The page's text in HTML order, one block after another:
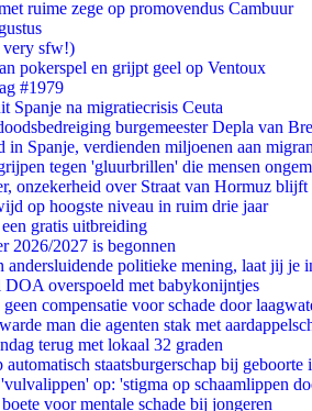
ruime zege op promovendus Cambuur
very sfw!)
pokerspel en grijpt geel op Ventoux
#1979
Spanje na migratiecrisis Ceuta
burgemeester Depla van
in Spanje, verdienden miljoenen aan
tegen 'gluurbrillen' die mensen
onzekerheid over Straat van Hormuz blijft
op hoogste niveau in ruim drie jaar
gratis uitbreiding
2026/2027 is begonnen
andersluidende politieke mening, laat jij je
DOA overspoeld met babykonijntjes
compensatie voor schade door
man die agenten stak met
terug met lokaal 32 graden
staatsburgerschap bij geboorte
op: 'stigma op schaamlippen
voor mentale schade bij jongeren